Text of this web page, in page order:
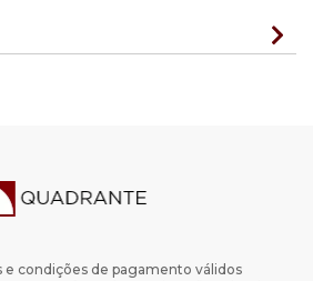
e condições de pagamento válidos